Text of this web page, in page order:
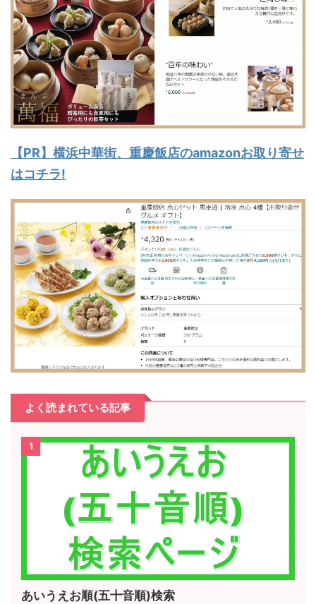
【PR】横浜中華街、重慶飯店のamazonお取り寄せ
はコチラ!
よく読まれている記事
1
あいうえお順(五十音順)検索